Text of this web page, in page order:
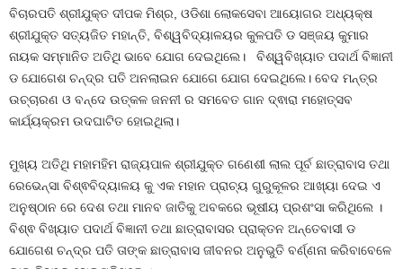
ବିଚାରପତି ଶ୍ରୀଯୁକ୍ତ ଦୀପକ ମିଶ୍ର, ଓଡିଶା ଲୋକସେବା ଆୟୋଗର ଅଧ୍ୟକ୍ଷ
ଶ୍ରୀଯୁକ୍ତ ସତ୍ୟଜିତ ମହାନ୍ତି, ବିଶ୍ୱବିଦ୍ୟାଳୟର କୁଳପତି ଡ ସଞ୍ଜୟ କୁମାର
ନାୟକ ସମ୍ମାନିତ ଅତିଥି ଭାବେ ଯୋଗ ଦେଇଥିଲେ। ବିଶ୍ୱବିଖ୍ୟାତ ପଦାର୍ଥ ବିଜ୍ଞାନୀ
ଡ ଯୋଗେଶ ଚନ୍ଦ୍ର ପତି ଅନଲାଇନ ଯୋଗେ ଯୋଗ ଦେଇଥିଲେ। ବେଦ ମନ୍ତ୍ର
ଉଚ୍ଚାରଣ ଓ ବନ୍ଦେ ଉତ୍କଳ ଜନନୀ ର ସମବେତ ଗାନ ଦ୍ଵାରା ମହୋତ୍ସବ
କାର୍ଯ୍ୟକ୍ରମ ଉଦଘାଟିତ ହୋଇଥିଲା।
ମୁଖ୍ୟ ଅତିଥି ମହାମହିମ ରାଜ୍ୟପାଳ ଶ୍ରୀଯୁକ୍ତ ଗଣେଶୀ ଲାଲ ପୂର୍ବ ଛାତ୍ରାବାସ ତଥା
ରେଭେନ୍ସା ବିଶ୍ଵବିଦ୍ୟାଳୟ କୁ ଏକ ମହାନ ପ୍ରାଚ୍ୟ ଗୁରୁକୂଳର ଆଖ୍ୟା ଦେଇ ଏ
ଅନୁଷ୍ଠାନ ରେ ଦେଶ ତଥା ମାନବ ଜାତିକୁ ଅବକରେ ଭୂଷୀୟ ପ୍ରଶଂସା କରିଥିଲେ ।
ବିଶ୍ଵ ବିଖ୍ୟାତ ପଦାର୍ଥ ବିଜ୍ଞାନୀ ତଥା ଛାତ୍ରାବାସର ପ୍ରାକ୍ତନ ଅନ୍ତେବାସୀ ଡ
ଯୋଗେଶ ଚନ୍ଦ୍ର ପତି ତାଙ୍କ ଛାତ୍ରାବାସ ଜୀବନର ଅନୁଭୁତି ବର୍ଣ୍ଣନା କରିବାବେଳେ